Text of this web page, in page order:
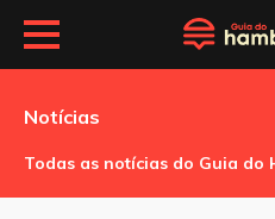
Notícias
Todas as notícias do Guia do